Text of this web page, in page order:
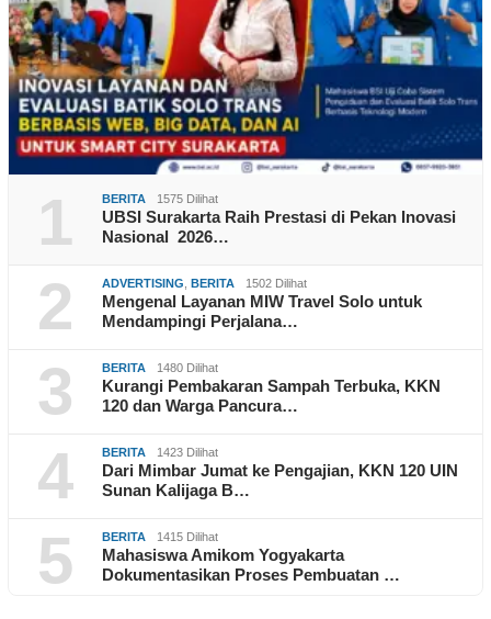
1 BERITA 1575 Dilihat
UBSI Surakarta Raih Prestasi di Pekan Inovasi
Nasional 2026…
2 ADVERTISING BERITA 1502 Dilihat
Mengenal Layanan MIW Travel Solo untuk
Mendampingi Perjalana…
3 BERITA 1480 Dilihat
Kurangi Pembakaran Sampah Terbuka, KKN
120 dan Warga Pancura…
4 BERITA 1423 Dilihat
Dari Mimbar Jumat ke Pengajian, KKN 120 UIN
Sunan Kalijaga B…
5 BERITA 1415 Dilihat
Mahasiswa Amikom Yogyakarta
Dokumentasikan Proses Pembuatan …